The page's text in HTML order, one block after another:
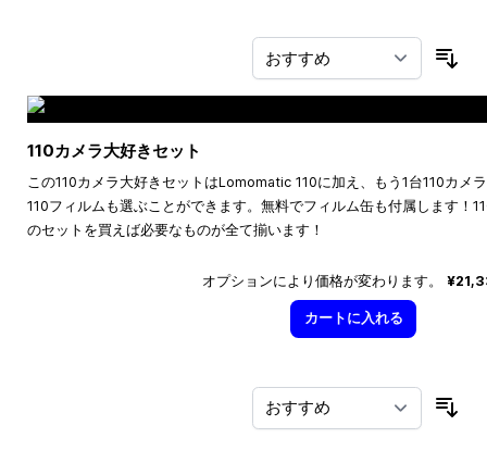
110カメラ大好きセット
この110カメラ大好きセットはLomomatic 110に加え、もう1台110カメ
110フィルムも選ぶことができます。無料でフィルム缶も付属します！
のセットを買えば必要なものが全て揃います！
オプションにより価格が変わります。
カートに入れる